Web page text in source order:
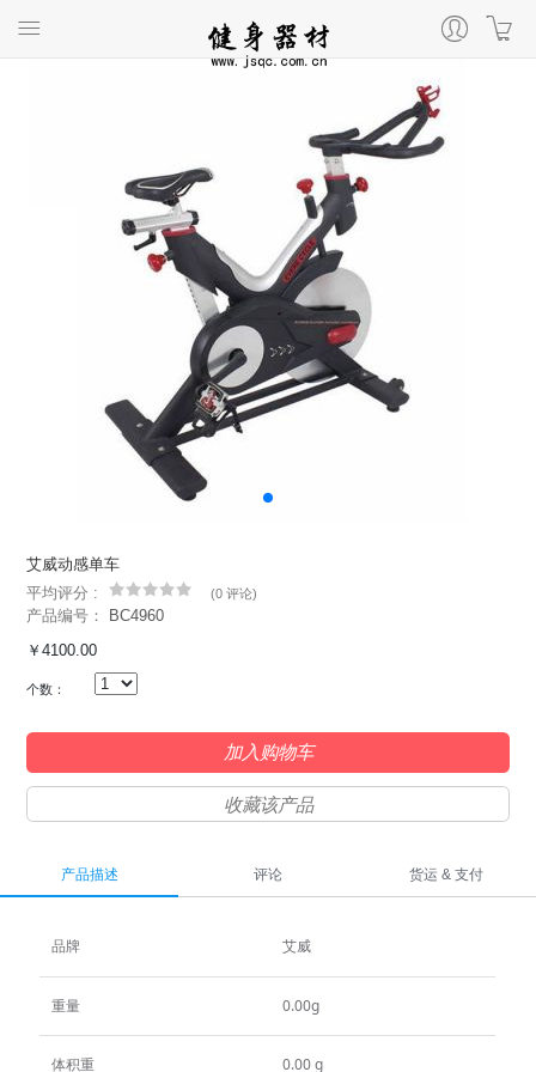
艾威动感单车
平均评分 :
(0 评论)
产品编号：
BC4960
￥4100.00
个数：
加入购物车
收藏该产品
产品描述 评论 货运 & 支付
品牌 艾威
重量 0.00g
体积重 0.00 g